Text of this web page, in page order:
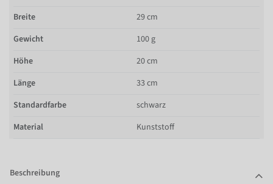
Breite
29 cm
Gewicht
100 g
Höhe
20 cm
Länge
33 cm
Standardfarbe
schwarz
Material
Kunststoff
Beschreibung